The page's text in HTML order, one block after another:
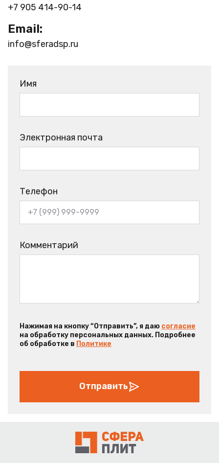
+7 905 414-90-14
Email:
info@sferadsp.ru
Имя
Электронная почта
Телефон
Комментарий
Нажимая на кнопку “Отправить”, я даю согласие
на обработку персональных данных. Подробнее
об обработке в Политике
Отправить